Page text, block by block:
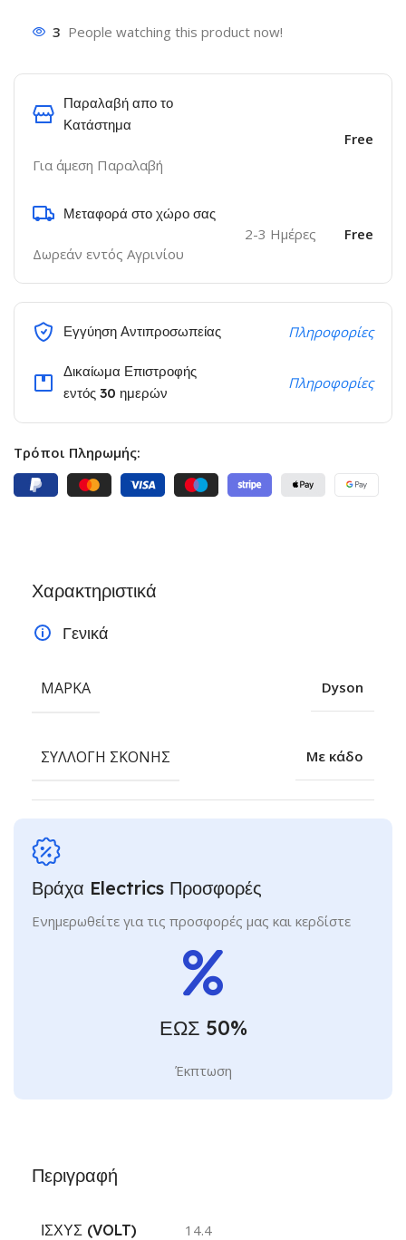
3 People watching this product now!
Παραλαβή απο το
Κατάστημα
Για άμεση Παραλαβή
Free
Μεταφορά στο χώρο σας
Δωρεάν εντός Αγρινίου
2-3 Ημέρες Free
Εγγύηση Αντιπροσωπείας Πληροφορίες
Δικαίωμα Επιστροφής
εντός 30 ημερών
Πληροφορίες
Τρόποι Πληρωμής:
Περιγραφή
ΙΣΧΎΣ (VOLT) 14.4
Χαρακτηριστικά
Γενικά
ΜΆΡΚΑ Dyson
ΣΥΛΛΌΓΗ ΣΚΌΝΗΣ Με κάδο
Βράχα Electrics Προσφορές
Ενημερωθείτε για τις προσφορές μας και κερδίστε
ΕΩΣ 50%
Έκπτωση